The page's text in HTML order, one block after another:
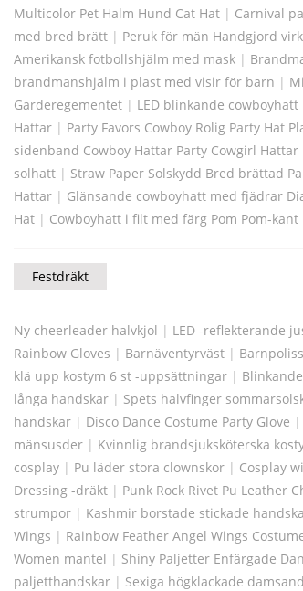
Multicolor Pet Halm Hund Cat Hat | Carnival
med bred brätt | Peruk för män Handgjord
Amerikansk fotbollshjälm med mask |
brandmanshjälm i plast med visir för barn |
Garderegementet | LED blinkande
Hattar | Party Favors Cowboy Rolig Party Hat
sidenband Cowboy Hattar Party Cowgirl Hattar
solhatt | Straw Paper Solskydd Bred brättad
Hattar | Glänsande cowboyhatt med fjädrar
Hat | Cowboyhatt i filt med färg Pom Pom-kant
Festdräkt
Ny cheerleader halvkjol | LED -reflekterande
Rainbow Gloves | Barnäventyrväst |
klä upp kostym 6 st -uppsättningar |
långa handskar | Spets halvfinger
handskar | Disco Dance Costume Party Glove |
mänsusder | Kvinnlig brandsjuksköterska
cosplay | Pu läder stora clownskor | Cosplay
Dressing -dräkt | Punk Rock Rivet Pu Leather
strumpor | Kashmir borstade stickade
Wings | Rainbow Feather Angel Wings
Women mantel | Shiny Paljetter Enfärgade
paljetthandskar | Sexiga högklackade